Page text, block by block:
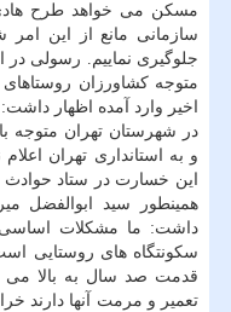
مسكن می خواهد طرح هادی
سازمانی مانع از این امر
جلوگیری نماییم. رسولی در
متوجه كشاورزان
اخیر وارد آمده اظهار
در شهرستان تهران متوجه
و به استانداری تهران
این خسارت در ستاد حوادث
همینطور سید ابوالفضل
داشت: ما مشكلات اساسی
سكونتگاه های روستایی
قدمت صد سال به بالا می
تعمیر و مرمت آنها دارند